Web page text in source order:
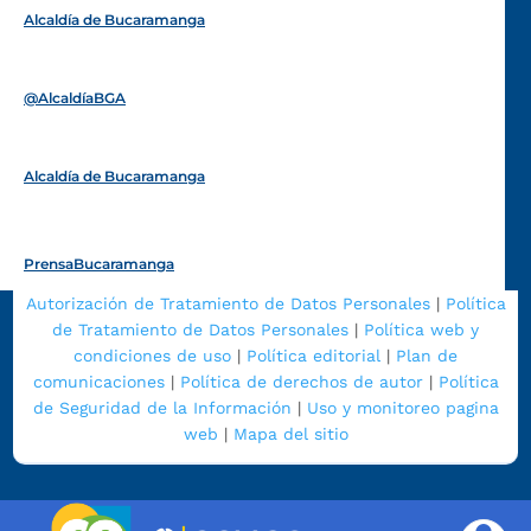
Alcaldía de Bucaramanga
@AlcaldíaBGA
Alcaldía de Bucaramanga
PrensaBucaramanga
Autorización de Tratamiento de Datos Personales| Política
de Tratamiento de Datos Personales | Política web y
condiciones de uso | Política editorial | Plan de
comunicaciones| Política de derechos de autor| Política
de Seguridad de la Información | Uso y monitoreo pagina
web | Mapa del sitio